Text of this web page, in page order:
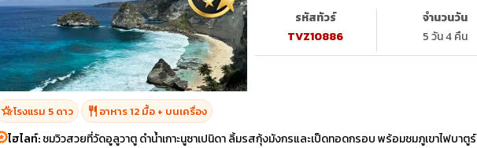
รหัสทัวร์
TVZ10886
จำนวนวัน
5 วัน 4 คืน
hotel_classโรงแรม 5 ดาว restaurant อาหาร 12 มื้อ + บนเครื่อง
ไฮไลท์:ชมวิวสวยที่วัดอูลูวาตู ดำน้ำเกาะนูซาเปนิดา ลิ้มรสกุ้งมังกรและเป็ดทอดกรอบ พร้อมชมภูเขาไฟบาตูร์